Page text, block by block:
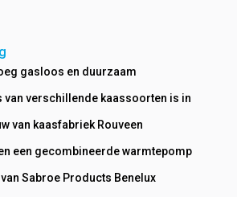
gasloos en duurzaam
verschillende kaassoorten is in
van kaasfabriek Rouveen
een gecombineerde warmtepomp
Sabroe Products Benelux